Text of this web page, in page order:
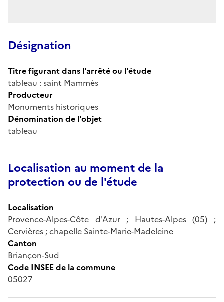
Désignation
Titre figurant dans l'arrêté ou l'étude
tableau : saint Mammès
Producteur
Monuments historiques
Dénomination de l'objet
tableau
Localisation au moment de la
protection ou de l'étude
Localisation
Provence-Alpes-Côte d'Azur ; Hautes-Alpes (05) ;
Cervières ; chapelle Sainte-Marie-Madeleine
Canton
Briançon-Sud
Code INSEE de la commune
05027